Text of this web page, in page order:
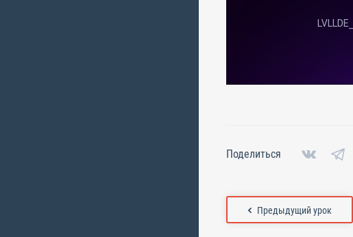
Поделиться
Предыдущий урок